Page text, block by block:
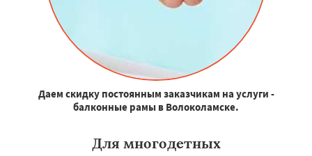
Даем скидку постоянным заказчикам на услуги -
балконные рамы в Волоколамске.
Для многодетных